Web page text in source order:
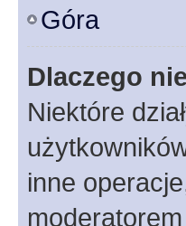
Góra
Dlaczego
Niektóre
inne